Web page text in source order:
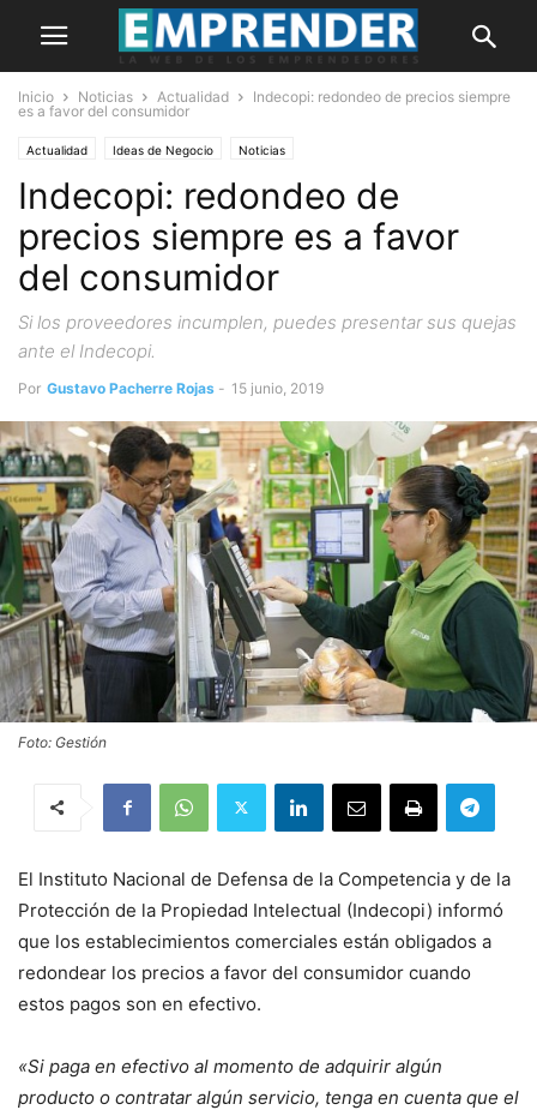
Inicio Noticias Actualidad
Indecopi: redondeo de precios siempre
es a favor del consumidor
Actualidad Ideas de Negocio Noticias
Indecopi: redondeo de
precios siempre es a favor
del consumidor
Si los proveedores incumplen, puedes presentar sus quejas
ante el Indecopi.
Por Gustavo Pacherre Rojas - 15 junio, 2019
Foto: Gestión
El Instituto Nacional de Defensa de la Competencia y de la
Protección de la Propiedad Intelectual (Indecopi) informó
que los establecimientos comerciales están obligados a
redondear los precios a favor del consumidor cuando
estos pagos son en efectivo.
«Si paga en efectivo al momento de adquirir algún
producto o contratar algún servicio, tenga en cuenta que el